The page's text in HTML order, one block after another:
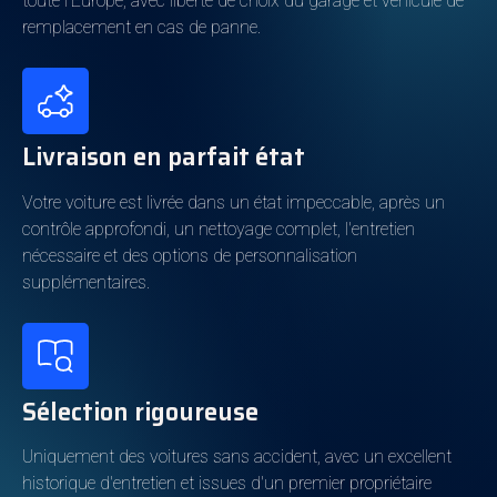
Vitesses
Consommation énergétique
Carburant
Hybride (Essence)
Autonomie électrique
40km
Couleur et Garnissage Intérieur
Couleur extérieure
Metallic
Oui
La couleur de l'intérieur
Brun
remplacement en cas de panne.
Livraison en parfait état
Votre voiture est livrée dans un état impeccable, après un
contrôle approfondi, un nettoyage complet, l'entretien
nécessaire et des options de personnalisation
supplémentaires.
Sélection rigoureuse
Uniquement des voitures sans accident, avec un excellent
historique d'entretien et issues d'un premier propriétaire